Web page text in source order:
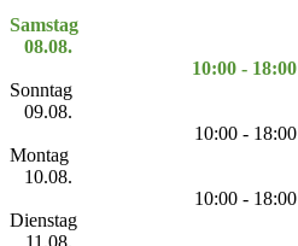
Samstag
08.08.
10:00 - 18:00
Sonntag
09.08.
10:00 - 18:00
Montag
10.08.
10:00 - 18:00
Dienstag
11.08.